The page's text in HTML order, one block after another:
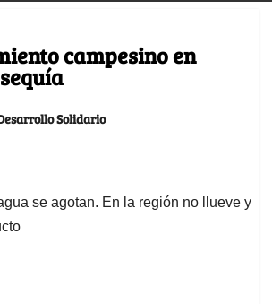
campesino en
Solidario
se agotan. En la región no llueve y